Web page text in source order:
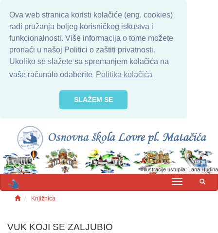
Ova web stranica koristi kolačiće (eng. cookies)
radi pružanja boljeg korisničkog iskustva i
funkcionalnosti. Više informacija o tome možete
pronaći u našoj Politici o zaštiti privatnosti.
Ukoliko se slažete sa spremanjem kolačića na
vaše računalo odaberite Politika kolačića
SLAŽEM SE
Ilustracije ustupila: Lana Hudina
MENU
Knjižnica
VUK KOJI SE ZALJUBIO